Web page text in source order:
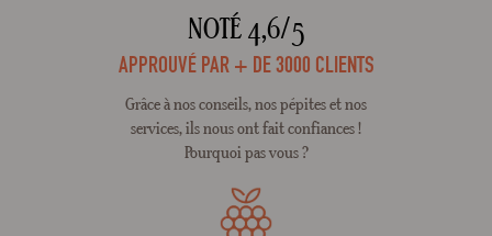
NOTÉ 4,6/5
APPROUVÉ PAR + DE 3000 CLIENTS
Grâce à nos conseils, nos pépites et nos
services, ils nous ont fait confiances !
Pourquoi pas vous ?